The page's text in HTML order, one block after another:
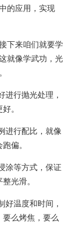
下来咱们就要学
就像学武功，光
进行抛光处理，
。
进行配比，就像
偏。
涂等方式，保证
光滑。
好温度和时间，
么烤焦，要么